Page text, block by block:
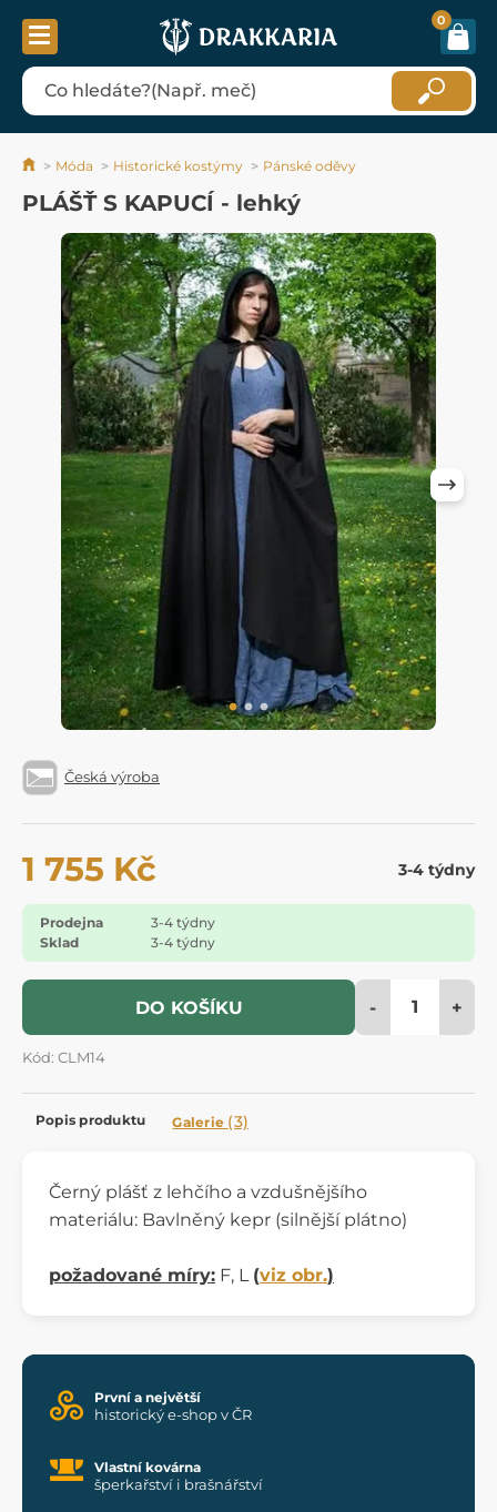
0
Móda Historické kostýmy Pánské oděvy
PLÁŠŤ S KAPUCÍ - lehký
Česká výroba
1 755 Kč 3-4 týdny
Prodejna
3-4 týdny
Sklad
3-4 týdny
DO KOŠÍKU - +
Kód: CLM14
Popis produktu Galerie (3)
Černý plášť z lehčího a vzdušnějšího
materiálu: Bavlněný kepr (silnější plátno)
požadované míry: F, L (viz obr.)
První a největší
historický e-shop v ČR
Vlastní kovárna
šperkařství i brašnářství